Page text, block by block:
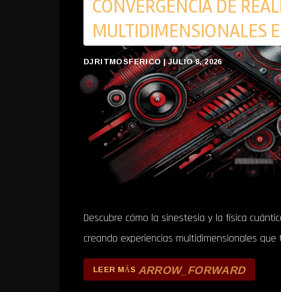
CONVERGENCIA DE
MULTIDIMENSIONALES
DJRITMOSFERICO | JULIO 8, 2026
Descubre cómo la sinestesia y la física
creando experiencias multidimensionales
LEER MÁS ARROW_FORWARD